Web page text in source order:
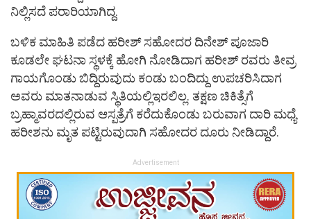
ನಿಲ್ಲಿಸದೆ ಪರಾರಿಯಾಗಿದ್ದ.
ಬಳಿಕ ಮಾಹಿತಿ ಪಡೆದ ಹರೀಶ್ ಸಹೋದರ ದಿನೇಶ್ ಪೂಜಾರಿ
ಕೂಡಲೇ ಘಟನಾ ಸ್ಥಳಕ್ಕೆ ಹೋಗಿ ನೋಡಿದಾಗ ಹರೀಶ್ ರವರು ತೀವ್ರ
ಗಾಯಗೊಂಡು ಬಿದ್ದಿರುವುದು ಕಂಡು ಬಂದಿದ್ದು ಉಪಚರಿಸಿದಾಗ
ಅವರು ಮಾತನಾಡುವ ಸ್ಥಿತಿಯಲ್ಲಿಇರಲಿಲ್ಲ. ತಕ್ಷಣ ಚಿಕಿತ್ಸೆಗೆ
ಬ್ರಹ್ಮಾವರದಲ್ಲಿರುವ ಆಸ್ಪತ್ರೆಗೆ ಕರೆದುಕೊಂಡು ಬರುವಾಗ ದಾರಿ ಮಧ್ಯೆ
ಹರೀಶನು ಮೃತ ಪಟ್ಟಿರುವುದಾಗಿ ಸಹೋದರ ದೂರು ನೀಡಿದ್ದಾರೆ.
Advertisement